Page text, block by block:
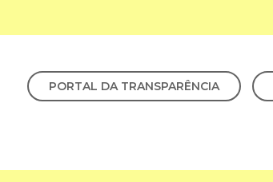
PORTAL DA TRANSPARÊNCIA